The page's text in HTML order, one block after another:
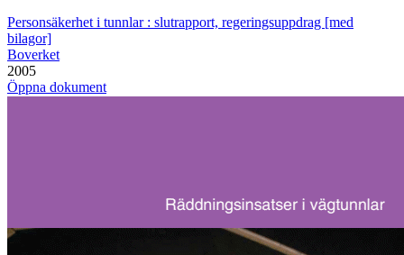
Personsäkerhet i tunnlar : slutrapport, regeringsuppdrag [med
bilagor]
Boverket
2005
Öppna dokument